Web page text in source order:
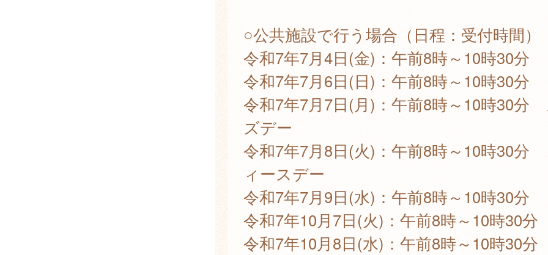
○公共施設で行う場合（日程：受付時間）
令和7年7月4日(金)：午前8時～10時30分
令和7年7月6日(日)：午前8時～10時30分
令和7年7月7日(月)：午前8時～10時30分
ズデー
令和7年7月8日(火)：午前8時～10時30分
ィースデー
令和7年7月9日(水)：午前8時～10時30分
令和7年10月7日(火)：午前8時～10時30分
令和7年10月8日(水)：午前8時～10時30分